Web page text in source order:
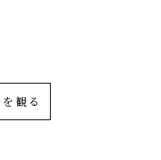
観る